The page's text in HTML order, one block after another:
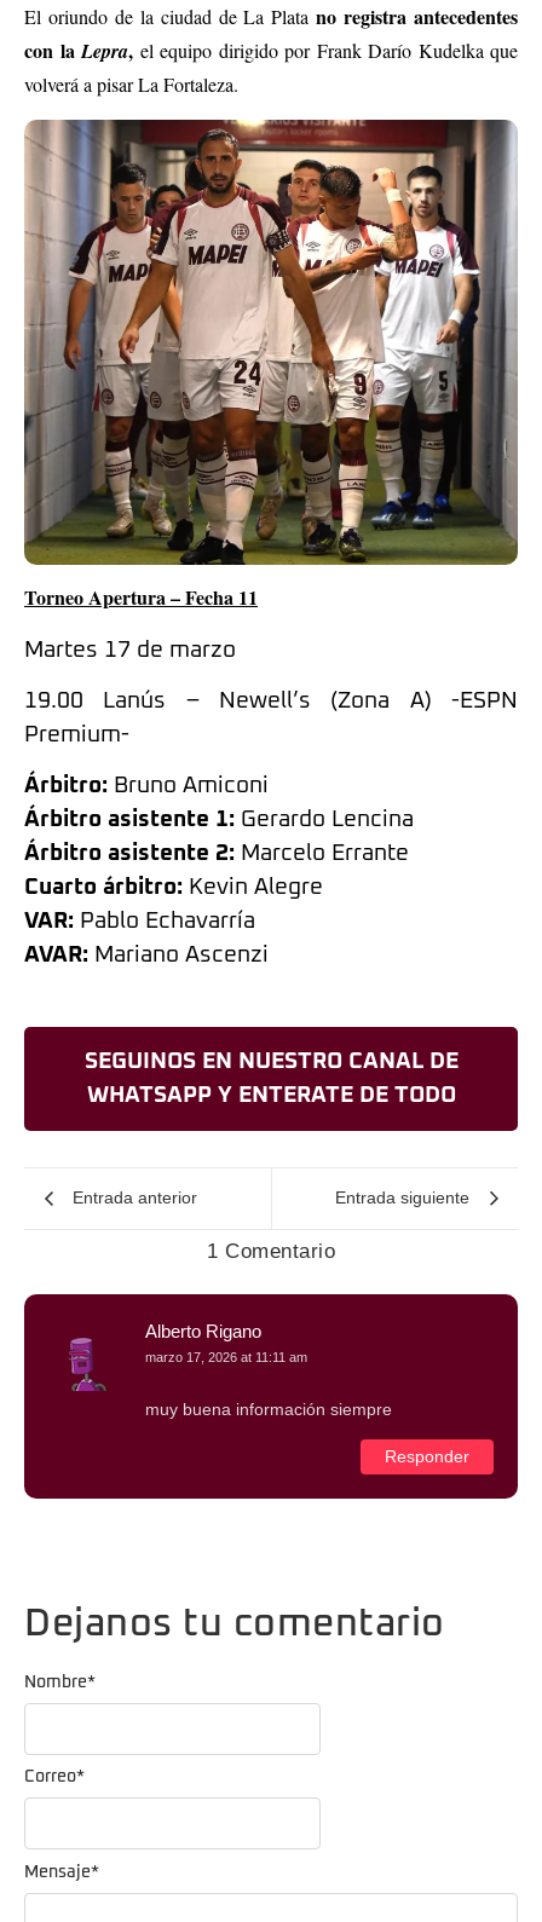
El oriundo de la ciudad de La Plata no registra antecedentes
con laLepra, el equipo dirigido por Frank Darío Kudelka que
volverá a pisar La Fortaleza.
Torneo Apertura – Fecha 11
Martes 17 de marzo
19.00 Lanús – Newell’s (Zona A) -ESPN
Premium-
Árbitro: Bruno Amiconi
Árbitro asistente 1: Gerardo Lencina
Árbitro asistente 2: Marcelo Errante
Cuarto árbitro: Kevin Alegre
VAR: Pablo Echavarría
AVAR: Mariano Ascenzi
SEGUINOS EN NUESTRO CANAL DE
WHATSAPP Y ENTERATE DE TODO
Entrada anterior Entrada siguiente
1 Comentario
Alberto Rigano
marzo 17, 2026 at 11:11 am
muy buena información siempre
Responder
Dejanos tu comentario
Mensaje*
Nombre*
Correo*